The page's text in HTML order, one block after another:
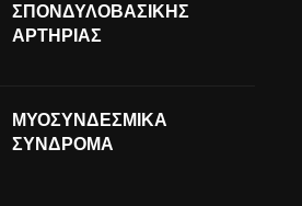
ΣΠΟΝΔΥΛΟΒΑΣΙΚΗΣ
ΑΡΤΗΡΙΑΣ
ΜΥΟΣΥΝΔΕΣΜΙΚΑ
ΣΥΝΔΡΟΜΑ